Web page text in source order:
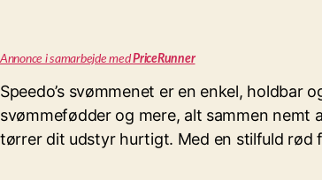
Annonce i samarbejde medPriceRunner
Speedo’s svømmenet er en enkel,
svømmefødder og mere, alt sammen
tørrer dit udstyr hurtigt. Med en stilfuld rød